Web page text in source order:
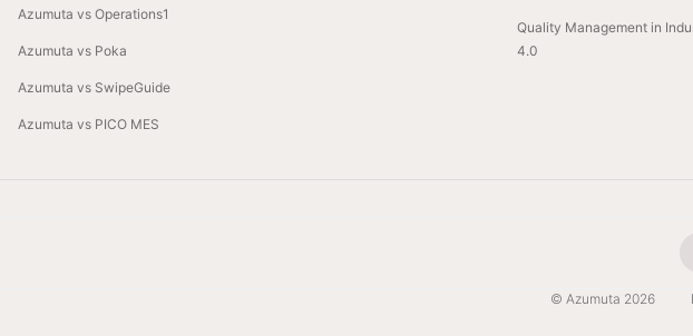
Azumuta vs Operations1
Azumuta vs Poka
Azumuta vs SwipeGuide
Azumuta vs PICO MES
Quality Management in
4.0
© Azumuta 2026